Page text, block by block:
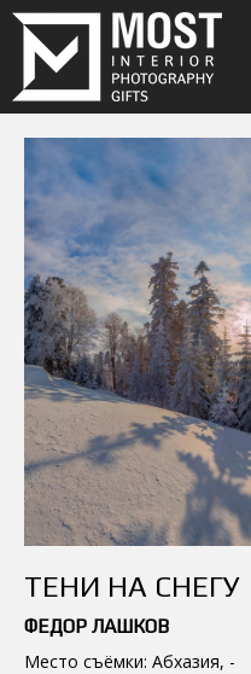
ТЕНИ НА СНЕГУ
ФЕДОР ЛАШКОВ
Место съёмки: Абхазия, -